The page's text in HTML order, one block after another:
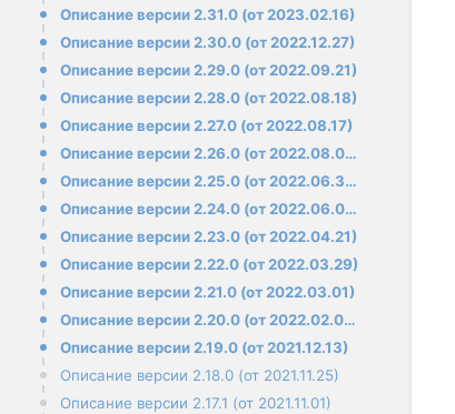
Описание версии 2.31.0 (от 2023.02.16)
Описание версии 2.30.0 (от 2022.12.27)
Описание версии 2.29.0 (от 2022.09.21)
Описание версии 2.28.0 (от 2022.08.18)
Описание версии 2.27.0 (от 2022.08.17)
Описание версии 2.26.0 (от 2022.08.09)
Описание версии 2.25.0 (от 2022.06.30)
Описание версии 2.24.0 (от 2022.06.07)
Описание версии 2.23.0 (от 2022.04.21)
Описание версии 2.22.0 (от 2022.03.29)
Описание версии 2.21.0 (от 2022.03.01)
Описание версии 2.20.0 (от 2022.02.03)
Описание версии 2.19.0 (от 2021.12.13)
Описание версии 2.18.0 (от 2021.11.25)
Описание версии 2.17.1 (от 2021.11.01)